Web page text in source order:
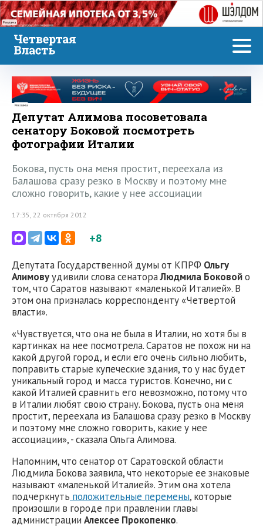
Реклама
Реклама
Депутат Алимова посоветовала
сенатору Боковой посмотреть
фотографии Италии
Бокова, пусть она меня простит, переехала из
Балашова сразу резко в Москву и поэтому мне
сложно говорить, какие у нее ассоциации
17:35, 22 октября 2012
+8
Депутата Государственной думы от КПРФ Ольгу
Алимовуудивили слова сенатораЛюдмила Боковойо
том, что Саратов называют «маленькой Италией». В
этом она призналась корреспонденту «Четвертой
власти».
«Чувствуется, что она не была в Италии, но хотя бы в
картинках на нее посмотрела. Саратов не похож ни на
какой другой город, и если его очень сильно любить,
поправить старые купеческие здания, то у нас будет
уникальный город и масса туристов. Конечно, ни с
какой Италией сравнить его невозможно, потому что
в Италии любят свою страну. Бокова, пусть она меня
простит, переехала из Балашова сразу резко в Москву
и поэтому мне сложно говорить, какие у нее
ассоциации», - сказала Ольга Алимова.
Напомним, что сенатор от Саратовской области
Людмила Бокова заявила, что некоторые ее знаковые
называют «маленькой Италией». Этим она хотела
подчеркнуть положительные перемены, которые
произошли в городе при правлении главы
администрации Алексее Прокопенко.